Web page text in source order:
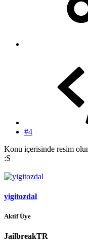
#4
Konu içerisinde resim
:S
yigitozdal
Aktif Üye
JailbreakTR